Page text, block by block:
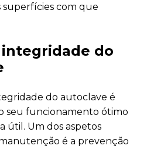
superfícies com que
do
do autoclave é
seu funcionamento ótimo
útil. Um dos aspetos
é a prevenção